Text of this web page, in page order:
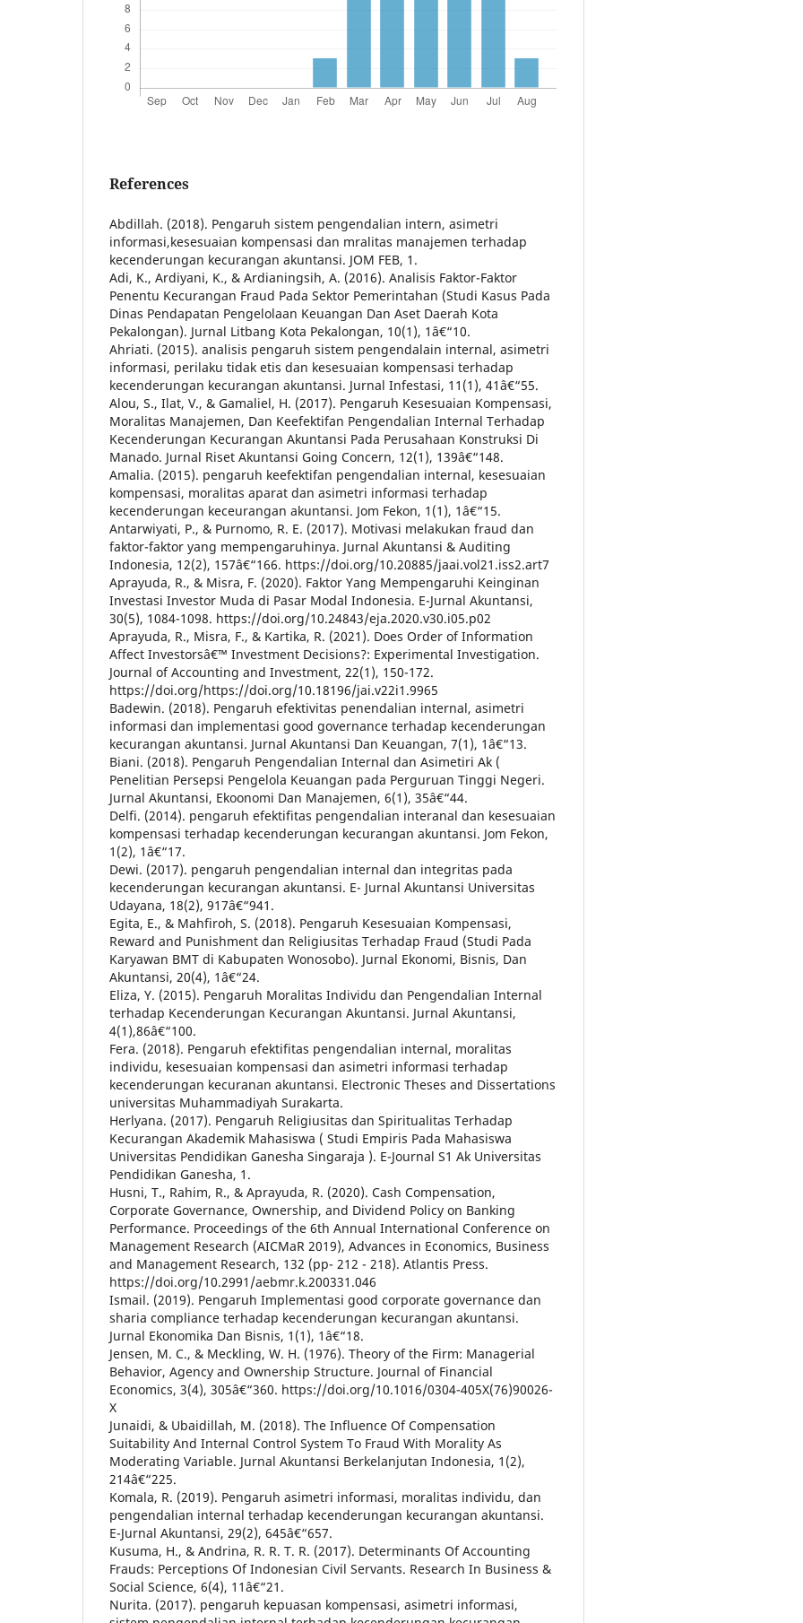
References
Abdillah. (2018). Pengaruh sistem pengendalian intern, asimetri
informasi,kesesuaian kompensasi dan mralitas manajemen terhadap
kecenderungan kecurangan akuntansi. JOM FEB, 1.
Adi, K., Ardiyani, K., & Ardianingsih, A. (2016). Analisis Faktor-Faktor
Penentu Kecurangan Fraud Pada Sektor Pemerintahan (Studi Kasus Pada
Dinas Pendapatan Pengelolaan Keuangan Dan Aset Daerah Kota
Pekalongan). Jurnal Litbang Kota Pekalongan, 10(1), 1â€“10.
Ahriati. (2015). analisis pengaruh sistem pengendalain internal, asimetri
informasi, perilaku tidak etis dan kesesuaian kompensasi terhadap
kecenderungan kecurangan akuntansi. Jurnal Infestasi, 11(1), 41â€“55.
Alou, S., Ilat, V., & Gamaliel, H. (2017). Pengaruh Kesesuaian Kompensasi,
Moralitas Manajemen, Dan Keefektifan Pengendalian Internal Terhadap
Kecenderungan Kecurangan Akuntansi Pada Perusahaan Konstruksi Di
Manado. Jurnal Riset Akuntansi Going Concern, 12(1), 139â€“148.
Amalia. (2015). pengaruh keefektifan pengendalian internal, kesesuaian
kompensasi, moralitas aparat dan asimetri informasi terhadap
kecenderungan keceurangan akuntansi. Jom Fekon, 1(1), 1â€“15.
Antarwiyati, P., & Purnomo, R. E. (2017). Motivasi melakukan fraud dan
faktor-faktor yang mempengaruhinya. Jurnal Akuntansi & Auditing
Indonesia, 12(2), 157â€“166. https://doi.org/10.20885/jaai.vol21.iss2.art7
Aprayuda, R., & Misra, F. (2020). Faktor Yang Mempengaruhi Keinginan
Investasi Investor Muda di Pasar Modal Indonesia. E-Jurnal Akuntansi,
30(5), 1084-1098. https://doi.org/10.24843/eja.2020.v30.i05.p02
Aprayuda, R., Misra, F., & Kartika, R. (2021). Does Order of Information
Affect Investorsâ€™ Investment Decisions?: Experimental Investigation.
Journal of Accounting and Investment, 22(1), 150-172.
https://doi.org/https://doi.org/10.18196/jai.v22i1.9965
Badewin. (2018). Pengaruh efektivitas penendalian internal, asimetri
informasi dan implementasi good governance terhadap kecenderungan
kecurangan akuntansi. Jurnal Akuntansi Dan Keuangan, 7(1), 1â€“13.
Biani. (2018). Pengaruh Pengendalian Internal dan Asimetiri Ak (
Penelitian Persepsi Pengelola Keuangan pada Perguruan Tinggi Negeri.
Jurnal Akuntansi, Ekoonomi Dan Manajemen, 6(1), 35â€“44.
Delfi. (2014). pengaruh efektifitas pengendalian interanal dan kesesuaian
kompensasi terhadap kecenderungan kecurangan akuntansi. Jom Fekon,
1(2), 1â€“17.
Dewi. (2017). pengaruh pengendalian internal dan integritas pada
kecenderungan kecurangan akuntansi. E- Jurnal Akuntansi Universitas
Udayana, 18(2), 917â€“941.
Egita, E., & Mahfiroh, S. (2018). Pengaruh Kesesuaian Kompensasi,
Reward and Punishment dan Religiusitas Terhadap Fraud (Studi Pada
Karyawan BMT di Kabupaten Wonosobo). Jurnal Ekonomi, Bisnis, Dan
Akuntansi, 20(4), 1â€“24.
Eliza, Y. (2015). Pengaruh Moralitas Individu dan Pengendalian Internal
terhadap Kecenderungan Kecurangan Akuntansi. Jurnal Akuntansi,
4(1),86â€“100.
Fera. (2018). Pengaruh efektifitas pengendalian internal, moralitas
individu, kesesuaian kompensasi dan asimetri informasi terhadap
kecenderungan kecuranan akuntansi. Electronic Theses and Dissertations
universitas Muhammadiyah Surakarta.
Herlyana. (2017). Pengaruh Religiusitas dan Spiritualitas Terhadap
Kecurangan Akademik Mahasiswa ( Studi Empiris Pada Mahasiswa
Universitas Pendidikan Ganesha Singaraja ). E-Journal S1 Ak Universitas
Pendidikan Ganesha, 1.
Husni, T., Rahim, R., & Aprayuda, R. (2020). Cash Compensation,
Corporate Governance, Ownership, and Dividend Policy on Banking
Performance. Proceedings of the 6th Annual International Conference on
Management Research (AICMaR 2019), Advances in Economics, Business
and Management Research, 132 (pp- 212 - 218). Atlantis Press.
https://doi.org/10.2991/aebmr.k.200331.046
Ismail. (2019). Pengaruh Implementasi good corporate governance dan
sharia compliance terhadap kecenderungan kecurangan akuntansi.
Jurnal Ekonomika Dan Bisnis, 1(1), 1â€“18.
Jensen, M. C., & Meckling, W. H. (1976). Theory of the Firm: Managerial
Behavior, Agency and Ownership Structure. Journal of Financial
Economics, 3(4), 305â€“360. https://doi.org/10.1016/0304-405X(76)90026-
X
Junaidi, & Ubaidillah, M. (2018). The Influence Of Compensation
Suitability And Internal Control System To Fraud With Morality As
Moderating Variable. Jurnal Akuntansi Berkelanjutan Indonesia, 1(2),
214â€“225.
Komala, R. (2019). Pengaruh asimetri informasi, moralitas individu, dan
pengendalian internal terhadap kecenderungan kecurangan akuntansi.
E-Jurnal Akuntansi, 29(2), 645â€“657.
Kusuma, H., & Andrina, R. R. T. R. (2017). Determinants Of Accounting
Frauds: Perceptions Of Indonesian Civil Servants. Research In Business &
Social Science, 6(4), 11â€“21.
Nurita. (2017). pengaruh kepuasan kompensasi, asimetri informasi,